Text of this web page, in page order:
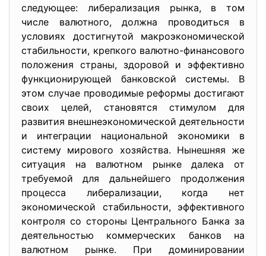
следующее: либерализация рынка, в том
числе валютного, должна проводиться в
условиях достигнутой макроэкономической
стабильности, крепкого валютно-финансового
положения страны, здоровой и эффективно
функционирующей банковской системы. В
этом случае проводимые реформы достигают
своих целей, становятся стимулом для
развития внешнеэкономической деятельности
и интеграции национальной экономики в
систему мирового хозяйства. Нынешняя же
ситуация на валютном рынке далека от
требуемой для дальнейшего продолжения
процесса либерализации, когда нет
экономической стабильности, эффективного
контроля со стороны Центрального Банка за
деятельностью коммерческих банков на
валютном рынке. При доминировании